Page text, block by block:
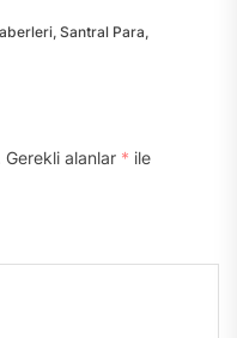
, Santral Para,
Gerekli alanlar * ile